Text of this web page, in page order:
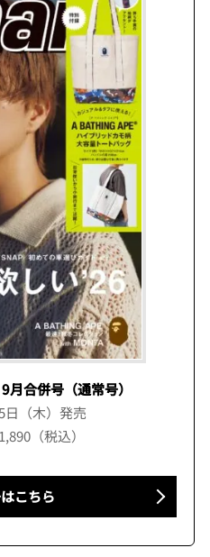
合併号（通常号）
日（木）発売
（税込）
こちら